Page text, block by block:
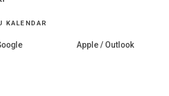
KALENDAR
Apple / Outlook